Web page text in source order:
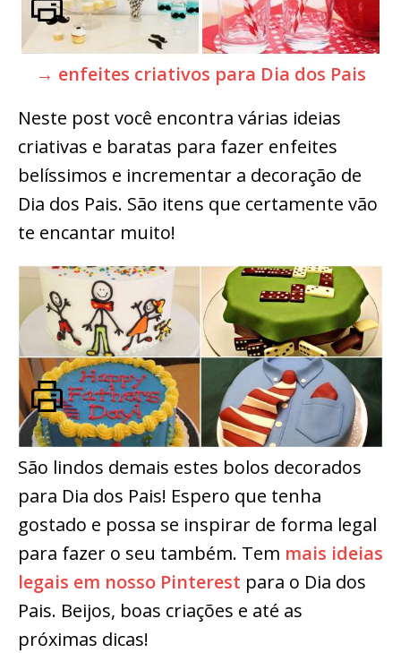
→ enfeites criativos para Dia dos Pais
Neste post você encontra várias ideias
criativas e baratas para fazer enfeites
belíssimos e incrementar a decoração de
Dia dos Pais. São itens que certamente vão
te encantar muito!
São lindos demais estes bolos decorados
para Dia dos Pais! Espero que tenha
gostado e possa se inspirar de forma legal
para fazer o seu também. Tem mais ideias
legais em nosso Pinterest para o Dia dos
Pais. Beijos, boas criações e até as
próximas dicas!